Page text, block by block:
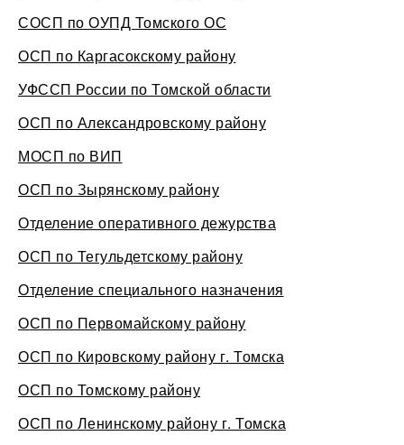
СОСП по ОУПД Томского ОС
ОСП по Каргасокскому району
УФССП России по Томской области
ОСП по Александровскому району
МОСП по ВИП
ОСП по Зырянскому району
Отделение оперативного дежурства
ОСП по Тегульдетскому району
Отделение специального назначения
ОСП по Первомайскому району
ОСП по Кировскому району г. Томска
ОСП по Томскому району
ОСП по Ленинскому району г. Томска